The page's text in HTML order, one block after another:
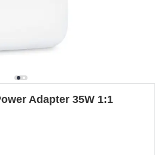
Adapter 35W 1:1